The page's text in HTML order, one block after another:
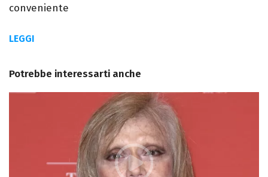
conveniente
LEGGI
Potrebbe interessarti anche